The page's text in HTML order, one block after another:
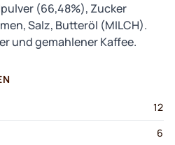
(66,48%), Zucker
Salz, Butteröl (MILCH).
und gemahlener Kaffee.
12
6